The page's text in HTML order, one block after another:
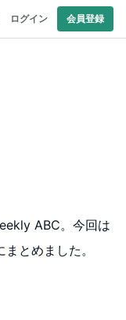
ログイン 会員登録
ABC。今回は
とめました。